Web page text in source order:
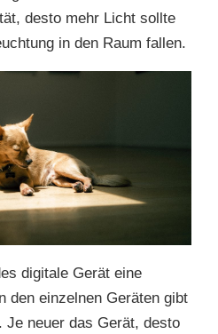
desto mehr Licht sollte
in den Raum fallen.
digitale Gerät eine
den einzelnen Geräten gibt
Je neuer das Gerät, desto